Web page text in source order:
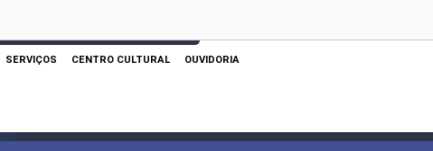
SERVIÇOS CENTRO CULTURAL OUVIDORIA